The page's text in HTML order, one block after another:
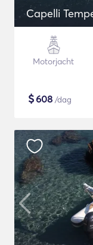
Capelli
Motorjacht
$608 /dag